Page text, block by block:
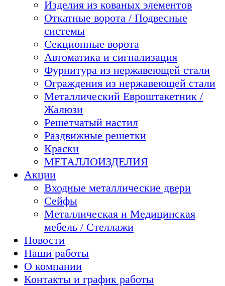
Изделия из кованых элементов
Откатные ворота / Подвесные
системы
Секционные ворота
Автоматика и сигнализация
Фурнитура из нержавеющей стали
Ограждения из нержавеющей стали
Металлический Евроштакетник /
Жалюзи
Решетчатый настил
Раздвижные решетки
Краски
МЕТАЛЛОИЗДЕЛИЯ
Акции
Входные металлические двери
Сейфы
Металлическая и Медицинская
мебель / Стеллажи
Новости
Наши работы
О компании
Контакты и график работы